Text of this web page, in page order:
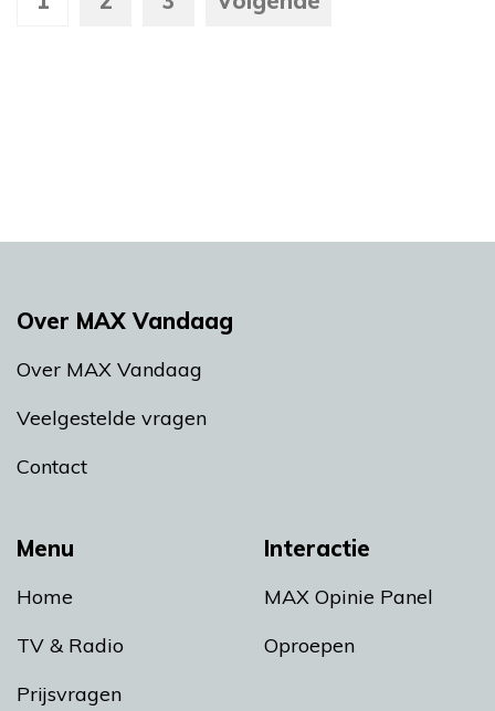
Menu
Home
TV & Radio
Prijsvragen
Interactie
MAX Opinie Panel
Oproepen
Over MAX Vandaag
Over MAX Vandaag
Veelgestelde vragen
Contact